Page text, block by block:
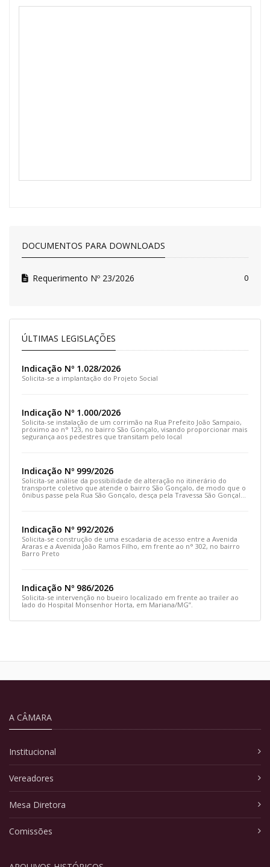
DOCUMENTOS PARA DOWNLOADS
Requerimento Nº 23/2026 0
ÚLTIMAS LEGISLAÇÕES
Indicação Nº 1.028/2026
Solicita-se a implantação do Projeto Social
Indicação Nº 1.000/2026
Solicita-se instalação de um corrimão na Rua Prefeito João Sampaio,
próximo ao n° 123, no bairro São Gonçalo, visando proporcionar mais
segurança aos pedestres que transitam pelo local
Indicação Nº 999/2026
Solicita-se análise da possibilidade de alteração no itinerário do
transporte coletivo que atende o bairro São Gonçalo, de modo que o
ônibus passe pela Rua São Gonçalo, desça pela Travessa São Gonçalo
Indicação Nº 992/2026
Solicita-se construção de uma escadaria de acesso entre a Avenida
Araras e a Avenida João Ramos Filho, em frente ao n° 302, no bairro
Barro Preto
Indicação Nº 986/2026
Solicita-se intervenção no bueiro localizado em frente ao trailer ao
lado do Hospital Monsenhor Horta, em Mariana/MG”.
A CÂMARA
Institucional
Vereadores
Mesa Diretora
Comissões